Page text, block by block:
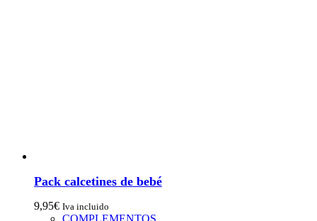
Pack calcetines de bebé
9,95€ Iva incluido